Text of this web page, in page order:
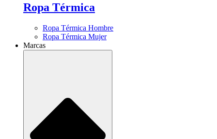
Ropa Térmica
Ropa Térmica Hombre
Ropa Térmica Mujer
Marcas